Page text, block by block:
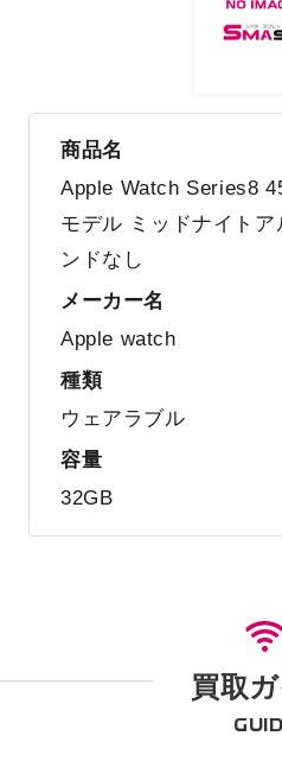
商品名
Apple Watch Series8
モデル ミッドナイト
ンドなし
メーカー名
Apple watch
種類
ウェアラブル
容量
32GB
買取